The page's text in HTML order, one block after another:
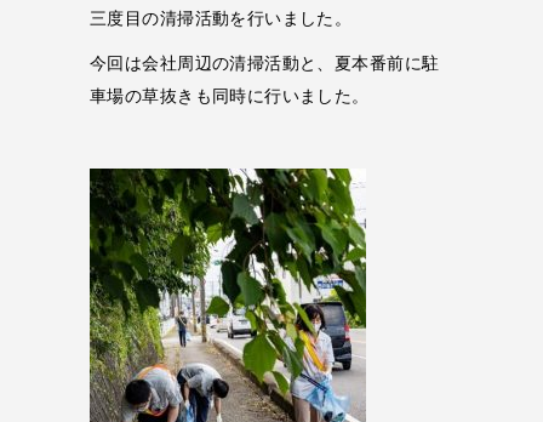
三度目の清掃活動を行いました。
今回は会社周辺の清掃活動と、夏本番前に駐
車場の草抜きも同時に行いました。